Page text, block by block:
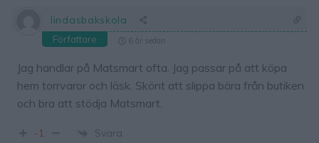
lindasbakskola
Författare 6 år sedan
Jag handlar på Matsmart ofta. Jag passar på att köpa
hem torrvaror och läsk. Skönt att slippa bära från butiken
och bra att stödja Matsmart.
-1 Svara